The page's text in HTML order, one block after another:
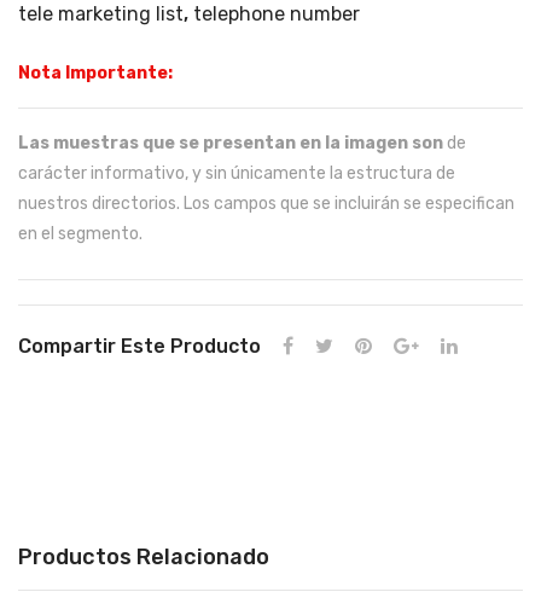
tele marketing list, telephone number
Nota Importante:
Las muestras que se presentan en la imagen son de
carácter informativo, y sin únicamente la estructura de
nuestros directorios. Los campos que se incluirán se especifican
en el segmento.
Compartir Este Producto
Productos Relacionado